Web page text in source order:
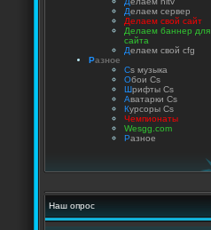
Делаем сервер
Делаем свой сайт
Делаем баннер для
сайта
Делаем свой cfg
Разное
Cs музыка
Обои Cs
Шрифты Cs
Аватарки Cs
Курсоры Cs
Чемпионаты
Wesgg.com
Разное
Наш опрос